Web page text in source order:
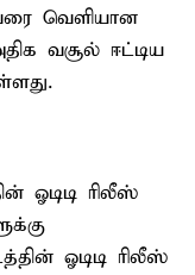
வெளியான
வசூல் ஈட்டிய
ஓடிடி ரிலீஸ்
ஓடிடி ரிலீஸ்